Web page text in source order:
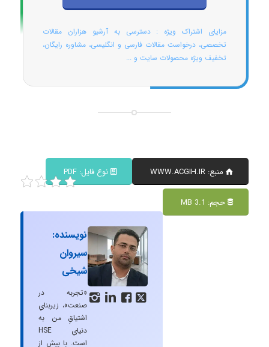
مزایای اشتراک ویژه : دسترسی به آرشیو هزاران مقالات
تخصصی، درخواست مقالات فارسی و انگلیسی، مشاوره رایگان،
تخفیف ویژه محصولات سایت و ...
منبع: WWW.ACGIH.IR نوع فایل: PDF
حجم: 3.1 MB
   
نویسنده:
سیروان
شیخی
«تجربه در
صنعت»، زیربنایِ
اشتیاقِ من به
دنیایِ HSE
است. با بیش از